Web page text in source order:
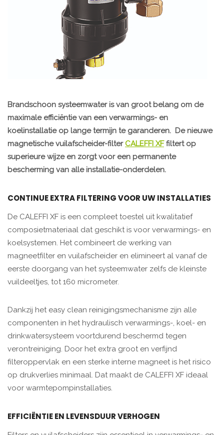
Brandschoon systeemwater is van groot belang om de
maximale efficiëntie van een verwarmings- en
koelinstallatie op lange termijn te garanderen. De nieuwe
magnetische vuilafscheider-filter CALEFFI XFfiltert op
superieure wijze en zorgt voor een permanente
bescherming van alle installatie-onderdelen.
CONTINUE EXTRA FILTERING VOOR UW INSTALLATIES
De CALEFFI XF is een compleet toestel uit kwalitatief
composietmateriaal dat geschikt is voor verwarmings- en
koelsystemen. Het combineert de werking van
magneetfilter en vuilafscheider en elimineert al vanaf de
eerste doorgang van het systeemwater zelfs de kleinste
vuildeeltjes, tot 160 micrometer.
Dankzij het easy clean reinigingsmechanisme zijn alle
componenten in het hydraulisch verwarmings-, koel- en
drinkwatersysteem voortdurend beschermd tegen
verontreiniging. Door het extra groot en verfijnd
filteroppervlak en een sterke interne magneet is het risico
op drukverlies minimaal. Dat maakt de CALEFFI XF ideaal
voor warmtepompinstallaties.
EFFICIËNTIE EN LEVENSDUUR VERHOGEN